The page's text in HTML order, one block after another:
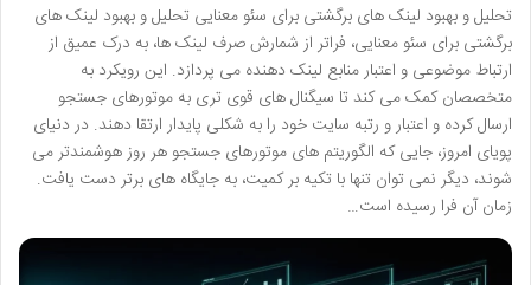
تحلیل و بهبود لینک های برگشتی برای سئو معنایی تحلیل و بهبود لینک های
برگشتی برای سئو معنایی، فراتر از شمارش صرف لینک ها، به درک عمیق از
ارتباط موضوعی و اعتبار منابع لینک دهنده می پردازد. این رویکرد به
متخصصان کمک می کند تا سیگنال های قوی تری به موتورهای جستجو
ارسال کرده و اعتبار و رتبه سایت خود را به شکلی پایدار ارتقا دهند. در دنیای
پویای امروز، جایی که الگوریتم های موتورهای جستجو هر روز هوشمندتر می
شوند، دیگر نمی توان تنها با تکیه بر کمیت، به جایگاه های برتر دست یافت.
زمان آن فرا رسیده است…